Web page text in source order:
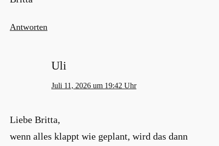
Antworten
Uli
Juli 11, 2026 um 19:42 Uhr
Liebe Britta,
wenn alles klappt wie geplant, wird das dann